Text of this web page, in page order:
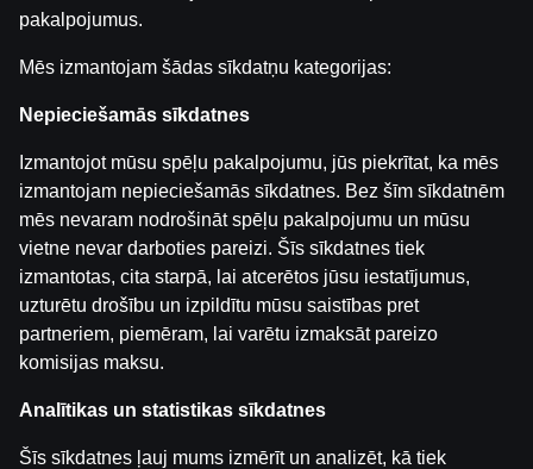
Maksims Širokovs ar Ģenerāli | Hokeja Nagla
Ģenerālis ar Žani Peineru | Basketbola Apskats
Jāņa Nagla | Jānis Gailītis kopā ar Ģenerāli
Ģenerālis ar Jurģi Kalnu | Pasaules Kauss futbolā 2026
byDāvis 2026. g. 17. jūn.
Ģenerālis ar Žani Peineru | Latvijas Basketbola
pakalpojumus.
Mēs izmantojam šādas sīkdatņu kategorijas:
Nepieciešamās sīkdatnes
Izmantojot mūsu spēļu pakalpojumu, jūs piekrītat, ka mēs
izmantojam nepieciešamās sīkdatnes. Bez šīm sīkdatnēm
mēs nevaram nodrošināt spēļu pakalpojumu un mūsu
vietne nevar darboties pareizi. Šīs sīkdatnes tiek
izmantotas, cita starpā, lai atcerētos jūsu iestatījumus,
uzturētu drošību un izpildītu mūsu saistības pret
partneriem, piemēram, lai varētu izmaksāt pareizo
komisijas maksu.
Analītikas un statistikas sīkdatnes
Šīs sīkdatnes ļauj mums izmērīt un analizēt, kā tiek